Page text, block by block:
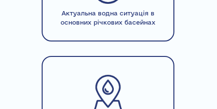
Актуальна водна ситуація в
основних річкових басейнах